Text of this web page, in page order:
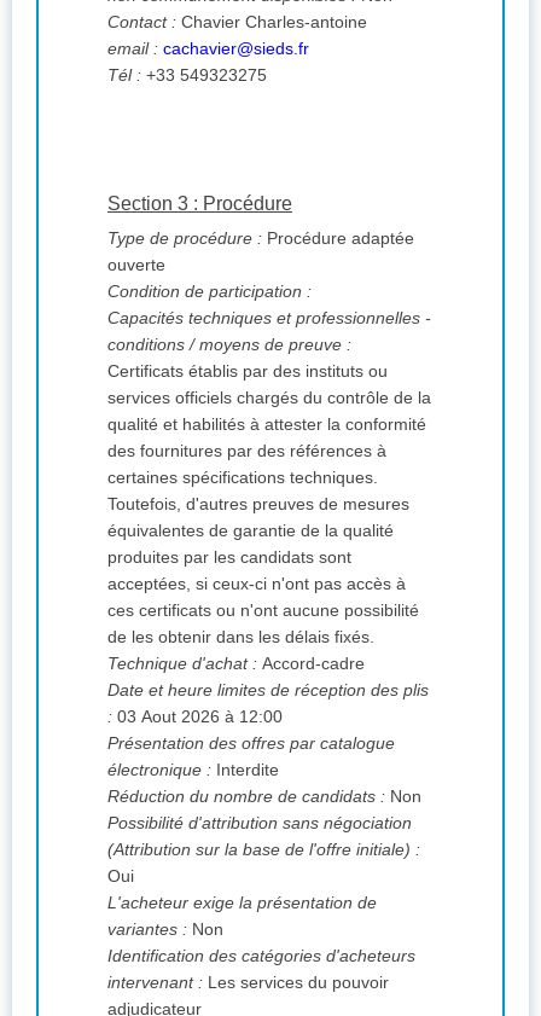
Contact : Chavier Charles-antoine
email : cachavier@sieds.fr
Tél : +33 549323275
Section 3 : Procédure
Type de procédure : Procédure adaptée
ouverte
Condition de participation :
Capacités techniques et professionnelles -
conditions / moyens de preuve :
Certificats établis par des instituts ou
services officiels chargés du contrôle de la
qualité et habilités à attester la conformité
des fournitures par des références à
certaines spécifications techniques.
Toutefois, d'autres preuves de mesures
équivalentes de garantie de la qualité
produites par les candidats sont
acceptées, si ceux-ci n'ont pas accès à
ces certificats ou n'ont aucune possibilité
de les obtenir dans les délais fixés.
Technique d'achat : Accord-cadre
Date et heure limites de réception des plis
: 03 Aout 2026 à 12:00
Présentation des offres par catalogue
électronique : Interdite
Réduction du nombre de candidats : Non
Possibilité d'attribution sans négociation
(Attribution sur la base de l'offre initiale) :
Oui
L'acheteur exige la présentation de
variantes : Non
Identification des catégories d'acheteurs
intervenant : Les services du pouvoir
adjudicateur